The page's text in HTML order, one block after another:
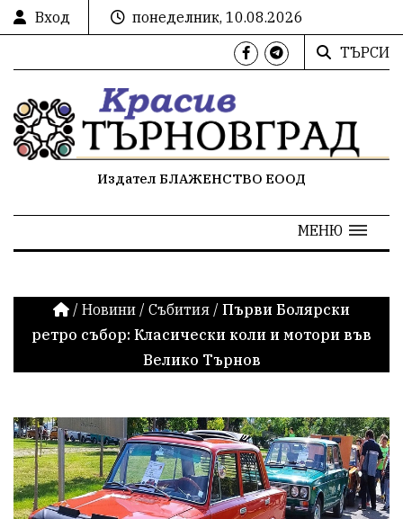
Вход
понеделник, 10.08.2026
ТЪРСИ
Издател БЛАЖЕНСТВО ЕООД
МЕНЮ
/ Новини / Събития / Първи Болярски
ретро събор: Класически коли и мотори във
Велико Търнов